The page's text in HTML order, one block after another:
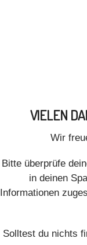
VIELEN
Wir
Bitte überprüfe
in deinen
Informationen
Solltest du nichts